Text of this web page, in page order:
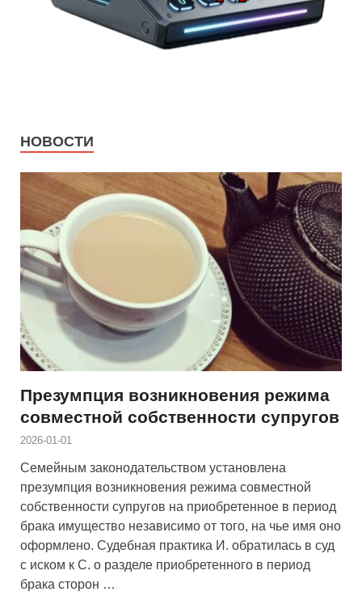
НОВОСТИ
Презумпция возникновения режима
совместной собственности супругов
2026-01-01
Семейным законодательством установлена
презумпция возникновения режима совместной
собственности супругов на приобретенное в период
брака имущество независимо от того, на чье имя оно
оформлено. Судебная практика И. обратилась в суд
с иском к С. о разделе приобретенного в период
брака сторон …